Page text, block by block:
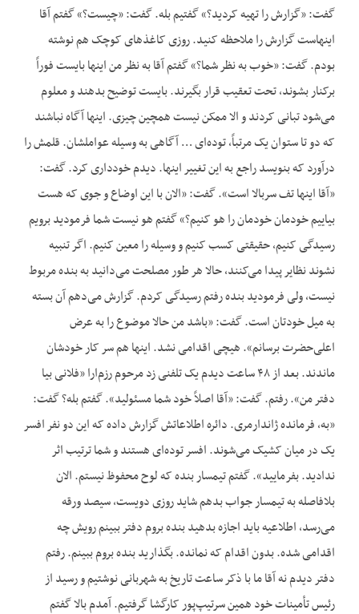
گفت: «گزارش را تهیه کردید؟» گفتیم بله. گفت: «چیست؟» گفتم آقا
اینهاست گزارش را ملاحظه کنید. روزی کاغذهای کوچک هم نوشته
بودم. گفت: «خوب به نظر شما؟» گفتم آقا به نظر من اینها بایست فوراً
برکنار بشوند، تحت تعقیب قرار بگیرند. بایست توضیح بدهند و معلوم
می‌شود تبانی کردند و الا ممکن نیست همچین چیزی. اینها آگاه نباشند
که دو تا ستوان یک مرتباً، توده‌ای … آگاهی به وسیله عواملشان. قلمش را
درآورد که بنویسد راجع به این تغییر اینها. دیدم خودداری کرد. گفت:
«آقا اینها تف سربالا است». گفت: «الان با این اوضاع و جوی که هست
بیاییم خودمان خودمان را هو کنیم؟» گفتم هو نیست شما فرمودید برویم
رسیدگی کنیم، حقیقتی کسب کنیم و وسیله را معین کنیم. اگر تنبیه
نشوند نظایر پیدا می‌کنند، حالا هر طور مصلحت می‌دانید به بنده مربوط
نیست، ولی فرمودید بنده رفتم رسیدگی کردم. گزارش می‌دهم آن بسته
به میل خودتان است. گفت: «باشد من حالا موضوع را به عرض
اعلی‌حضرت برسانم». هیچی اقدامی نشد. اینها هم سر کار خودشان
ماندند. بعد از ۴۸ ساعت دیدم یک تلفنی زد مرحوم رزم‌ارا «فلانی بیا
دفتر من». رفتم. گفت: «آقا اصلاً خود شما مسئولید». گفتم بله؟ گفت:
«به، فرمانده ژاندارمری. دائره اطلاعاتش گزارش داده که این دو نفر افسر
یک در میان کشیک می‌شوند. افسر توده‌ای هستند و شما ترتیب اثر
ندادید. بفرمایید». گفتم تیمسار بنده که لوح محفوظ نیستم. الان
بلافاصله به تیمسار جواب بدهم شاید روزی دویست، سیصد ورقه
می‌رسد، اطلاعیه باید اجازه بدهید بنده بروم دفتر ببینم رویش چه
اقدامی شده. بدون اقدام که نمانده. بگذارید بنده بروم ببینم. رفتم
دفتر دیدم نه آقا ما با ذکر ساعت تاریخ به شهربانی نوشتیم و رسید از
رئیس تأمینات خود همین سرتیپ‌پور کارگشا گرفتیم. آمدم بالا گفتم